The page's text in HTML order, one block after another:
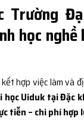
Trường
học
hợp việc làm và
Uiduk tại Đặc
tiễn – chi phí hợp